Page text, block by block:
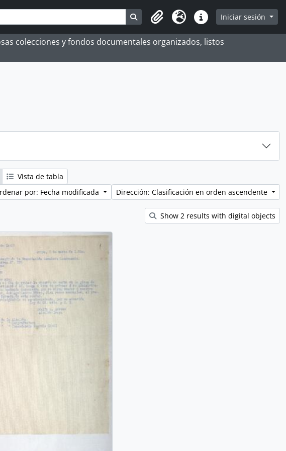
Search in browse page
Portapapeles
Idioma Enlaces rápidos
Iniciar sesión
colecciones y fondos documentales organizados, listos
Vista de tabla
por: Fecha modificada
Dirección: Clasificación en orden ascendente
Show 2 results with digital objects